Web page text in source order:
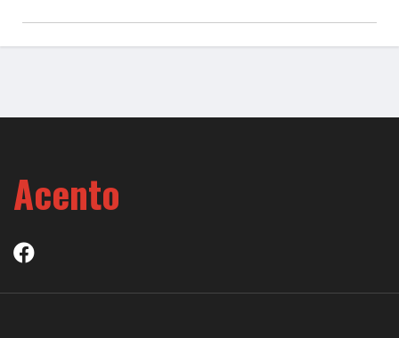
Acento